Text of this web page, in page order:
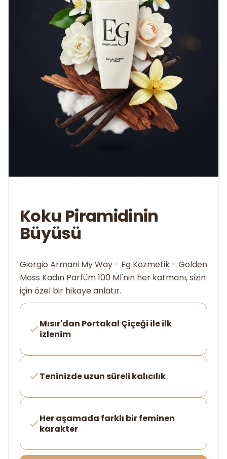
Koku Piramidinin
Büyüsü
Giorgio Armani My Way - Eg Kozmetik - Golden
Moss Kadın Parfüm 100 Ml'nin her katmanı, sizin
için özel bir hikaye anlatır.
Mısır'dan Portakal Çiçeği ile ilk
izlenim
Teninizde uzun süreli kalıcılık
Her aşamada farklı bir feminen
karakter